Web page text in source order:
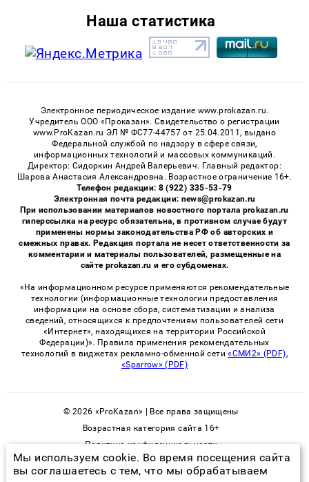
Наша статистика
Электронное периодическое издание www.prokazan.ru.
Учредитель ООО «Проказан». Cвидетельство о регистрации
www.ProKazan.ru ЭЛ № ФС77-44757 от 25.04.2011, выдано
Федеральной службой по надзору в сфере связи,
информационных технологий и массовых коммуникаций.
Директор: Сидоркин Андрей Валерьевич. Главный редактор:
Шарова Анастасия Александровна. Возрастное ограничение 16+.
Телефон редакции: 8 (922) 335-53-79
Электронная почта редакции: news@prokazan.ru
При использовании материалов новостного портала prokazan.ru
гиперссылка на ресурс обязательна, в противном случае будут
применены нормы законодательства РФ об авторских и
смежных правах. Редакция портала не несет ответственности за
комментарии и материалы пользователей, размещенные на
сайте prokazan.ru и его субдоменах.
«На информационном ресурсе применяются рекомендательные
технологии (информационные технологии предоставления
информации на основе сбора, систематизации и анализа
сведений, относящихся к предпочтениям пользователей сети
«Интернет», находящихся на территории Российской
Федерации)». Правила применения рекомендательных
технологий в виджетах рекламно-обменной сети«СМИ2» (PDF),
«Sparrow» (PDF)
© 2026 «ProKazan» | Все права защищены
Возрастная категория сайта 16+
Политика конфиденциальности
Мы используем cookie. Во время посещения сайта
вы соглашаетесь с тем, что мы обрабатываем